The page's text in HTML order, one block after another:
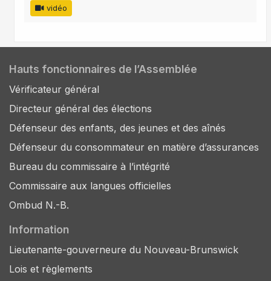
vidéo
Hauts fonctionnaires de l’Assemblée
Vérificateur général
Directeur général des élections
Défenseur des enfants, des jeunes et des aînés
Défenseur du consommateur en matière d’assurances
Bureau du commissaire à l’intégrité
Commissaire aux langues officielles
Ombud N.-B.
Information
Lieutenante-gouverneure du Nouveau-Brunswick
Lois et règlements